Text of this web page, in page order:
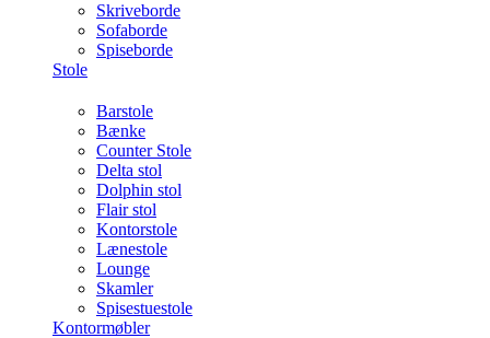
Skriveborde
Sofaborde
Spiseborde
Stole
Barstole
Bænke
Counter Stole
Delta stol
Dolphin stol
Flair stol
Kontorstole
Lænestole
Lounge
Skamler
Spisestuestole
Kontormøbler